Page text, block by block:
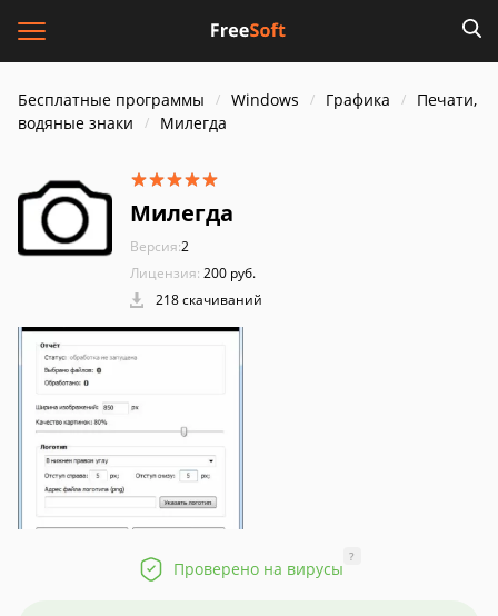
Бесплатные программы Windows Графика
Печати,
водяные знаки
Милегда
Милегда
Версия:2
Лицензия: 200 руб.
218 скачиваний
Проверено на вирусы
?